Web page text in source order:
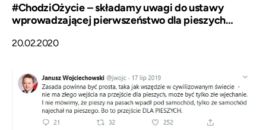
#ChodziOżycie – składamy uwagi do ustawy
wprowadzającej pierwszeństwo dla pieszych
20.02.2020